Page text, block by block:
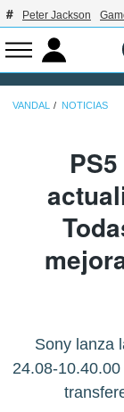
Peter Jackson
VANDAL NOTICIAS
Sony lanza
24.08-